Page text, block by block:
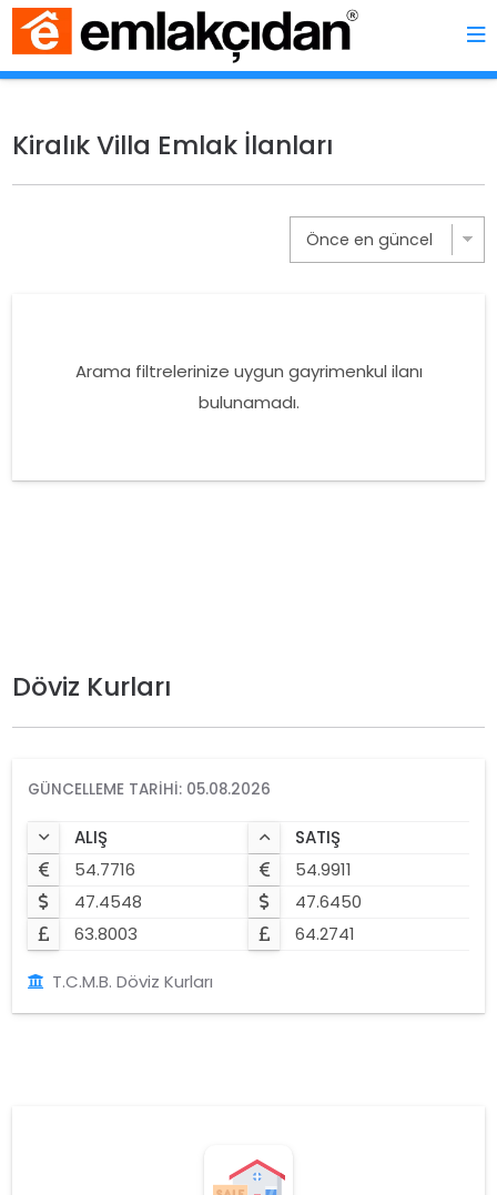
Kiralık Villa Emlak İlanları
Arama filtrelerinize uygun gayrimenkul ilanı
bulunamadı.
Döviz Kurları
GÜNCELLEME TARIHI: 05.08.2026
ALIŞ
SATIŞ
54.7716
54.9911
47.4548
47.6450
63.8003
64.2741
T.C.M.B. Döviz Kurları